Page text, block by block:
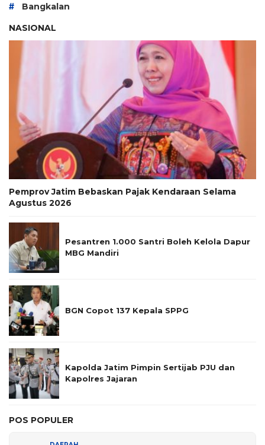
#
Bangkalan
NASIONAL
Pemprov Jatim Bebaskan Pajak Kendaraan Selama
Agustus 2026
Pesantren 1.000 Santri Boleh Kelola Dapur
MBG Mandiri
BGN Copot 137 Kepala SPPG
Kapolda Jatim Pimpin Sertijab PJU dan
Kapolres Jajaran
POS POPULER